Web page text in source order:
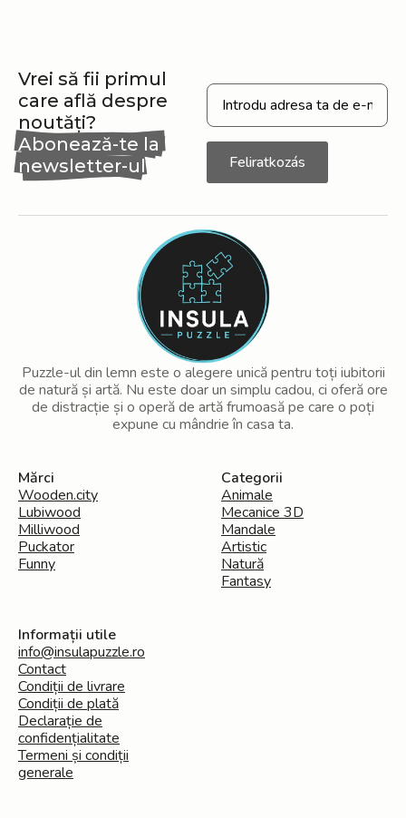
Vrei să fii primul
care află despre
noutăți?
Abonează-te la
newsletter-ul
nostru
Feliratkozás
Puzzle-ul din lemn este o alegere unică pentru toți iubitorii
de natură și artă. Nu este doar un simplu cadou, ci oferă ore
de distracție și o operă de artă frumoasă pe care o poți
expune cu mândrie în casa ta.
Mărci
Wooden.city
Lubiwood
Milliwood
Puckator
Funny
Categorii
Animale
Mecanice 3D
Mandale
Artistic
Natură
Fantasy
Informații utile
info@insulapuzzle.ro
Contact
Condiții de livrare
Condiții de plată
Declarație de
confidențialitate
Termeni și condiții
generale